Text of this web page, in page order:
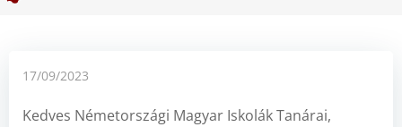
17/09/2023
Kedves Németországi Magyar Iskolák Tanárai,